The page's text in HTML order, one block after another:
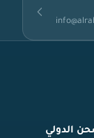
الدولي